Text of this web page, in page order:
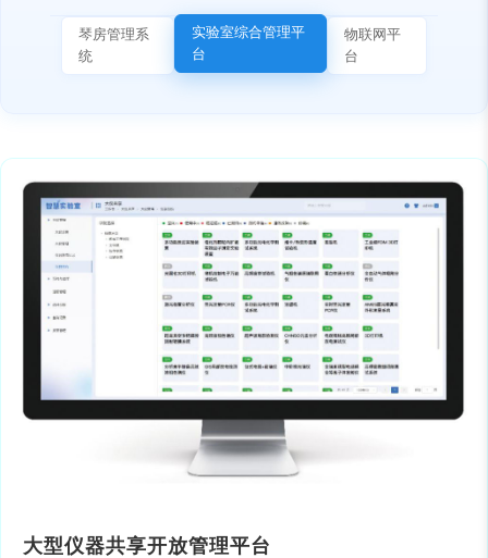
琴房管理系
统
实验室综合管理平
台
物联网平
台
大型仪器共享开放管理平台